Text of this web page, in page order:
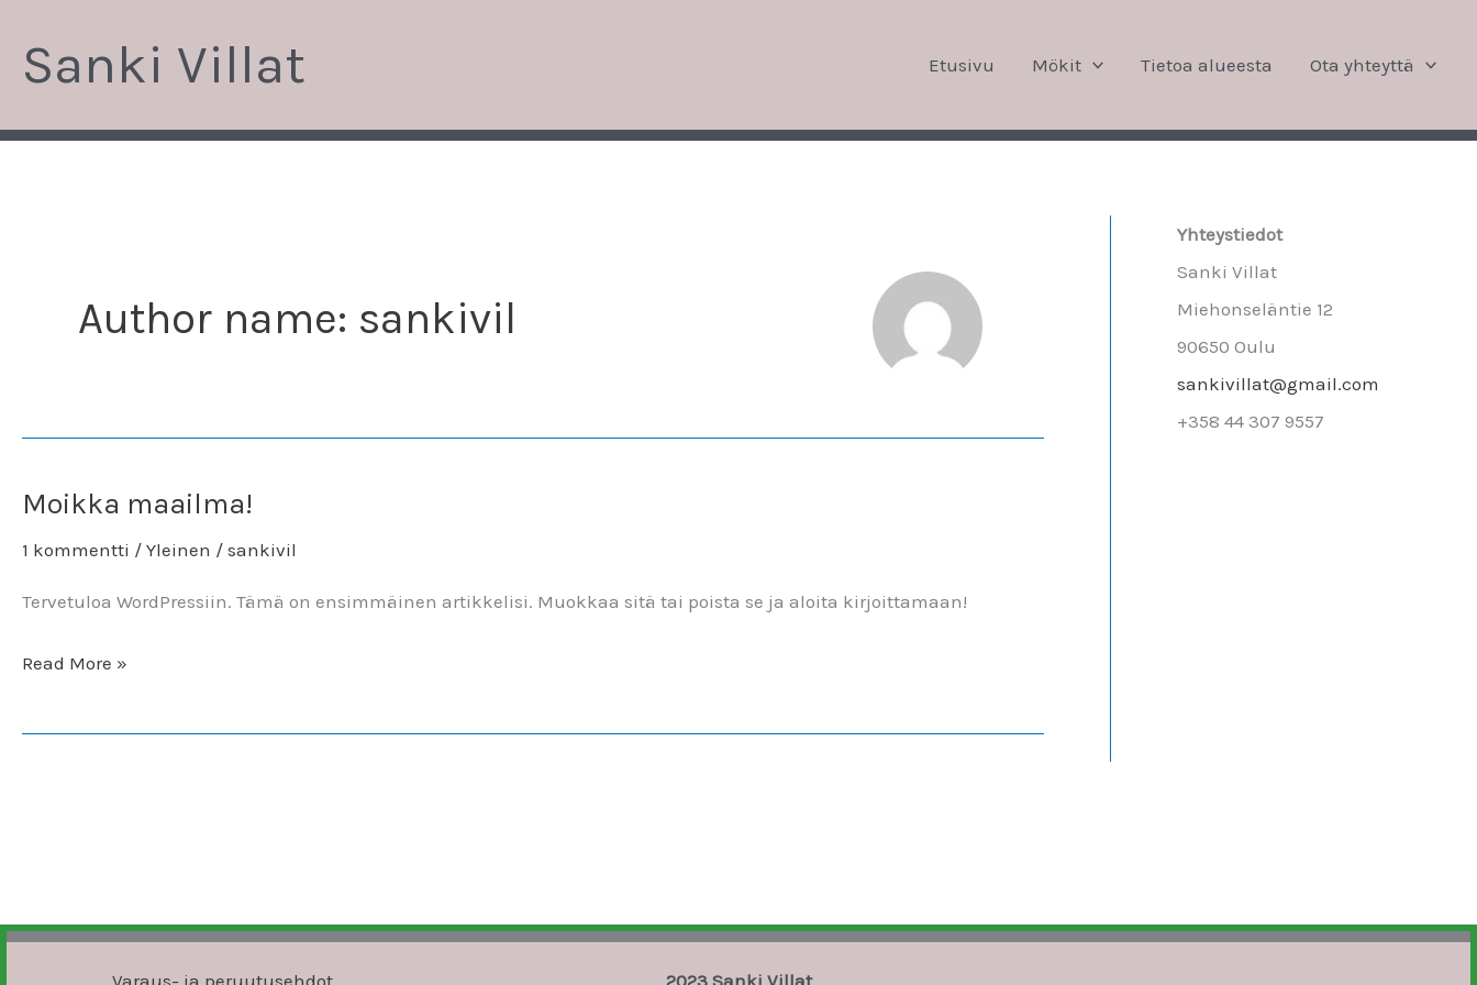
sisältöön
Sanki Villat Etusivu Mökit Tietoa alueesta Ota yhteyttä
Author name: sankivil
Moikka maailma!
1 kommentti / Yleinen / sankivil
Tervetuloa WordPressiin. Tämä on ensimmäinen artikkelisi. Muokkaa sitä tai poista se ja aloita kirjoittamaan!
Moikka
Read More »
Yhteystiedot
Sanki Villat
Miehonseläntie 12
90650 Oulu
sankivillat@gmail.com
+358 44 307 9557
Varaus- ja peruutusehdot 2023 Sanki Villat